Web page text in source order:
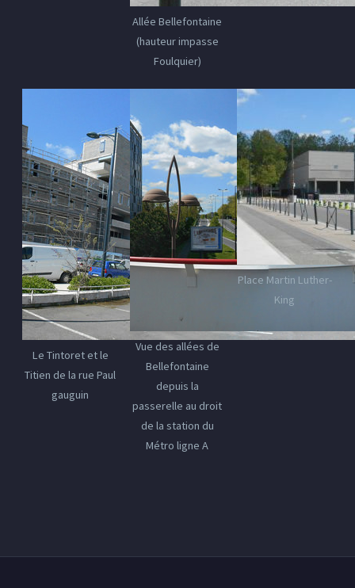
Allée Bellefontaine
(hauteur impasse
Foulquier)
Le Tintoret et le
Titien de la rue Paul
gauguin
Vue des allées de
Bellefontaine
depuis la
passerelle au droit
de la station du
Métro ligne A
Place Martin Luther-
King